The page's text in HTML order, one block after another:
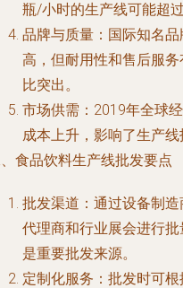
瓶/小时的生产线可能超过
品牌与质量：国际知名
高，但耐用性和售后服
比突出。
市场供需：2019年全球
成本上升，影响了生产线
食品饮料生产线批发要点
批发渠道：通过设备制
代理商和行业展会进行
是重要批发来源。
定制化服务：批发时可